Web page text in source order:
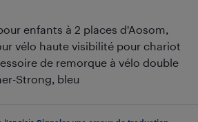
enfants à 2 places d'Aosom,
vélo haute visibilité pour chariot
de remorque à vélo double
Strong, bleu